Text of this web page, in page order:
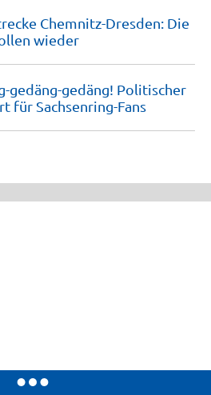
Chemnitz-Dresden: Die
wieder
gedäng-gedäng! Politischer
für Sachsenring-Fans